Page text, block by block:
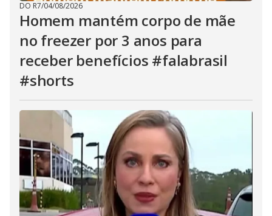
DO R7/04/08/2026
Homem mantém corpo de mãe
no freezer por 3 anos para
receber benefícios #falabrasil
#shorts